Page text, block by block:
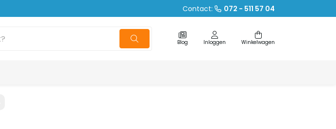
Contact: 072 - 511 57 04
Blog Inloggen Winkelwagen